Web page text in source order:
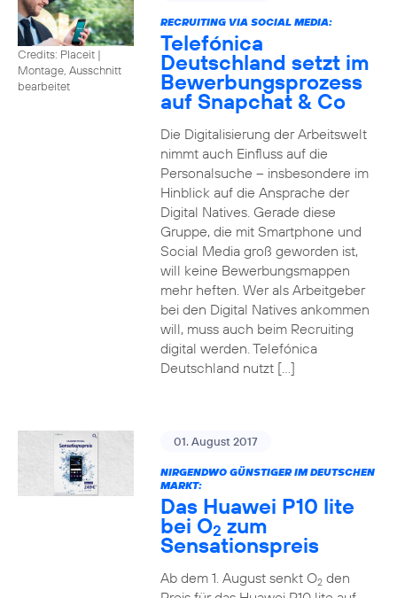
Credits: Placeit |
Montage, Ausschnitt
bearbeitet
RECRUITING VIA SOCIAL MEDIA:
Telefónica
Deutschland setzt im
Bewerbungsprozess
auf Snapchat & Co
Die Digitalisierung der Arbeitswelt
nimmt auch Einfluss auf die
Personalsuche – insbesondere im
Hinblick auf die Ansprache der
Digital Natives. Gerade diese
Gruppe, die mit Smartphone und
Social Media groß geworden ist,
will keine Bewerbungsmappen
mehr heften. Wer als Arbeitgeber
bei den Digital Natives ankommen
will, muss auch beim Recruiting
digital werden. Telefónica
Deutschland nutzt […]
01. August 2017
NIRGENDWO GÜNSTIGER IM DEUTSCHEN
MARKT:
Das Huawei P10 lite
bei O2 zum
Sensationspreis
Ab dem 1. August senkt O2den